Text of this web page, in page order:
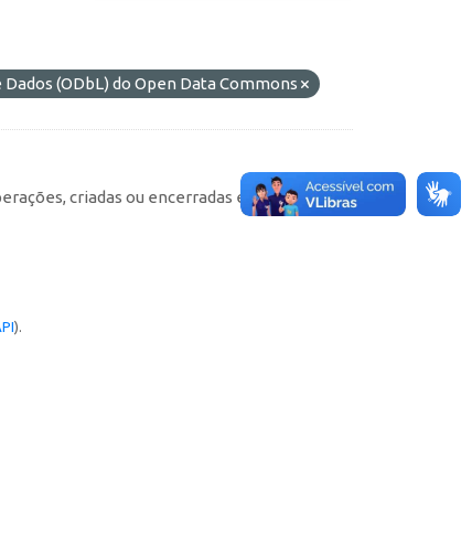
(ODbL) do Open Data Commons
criadas ou encerradas em cada
).